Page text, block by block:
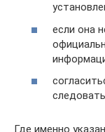
если она
Где именно